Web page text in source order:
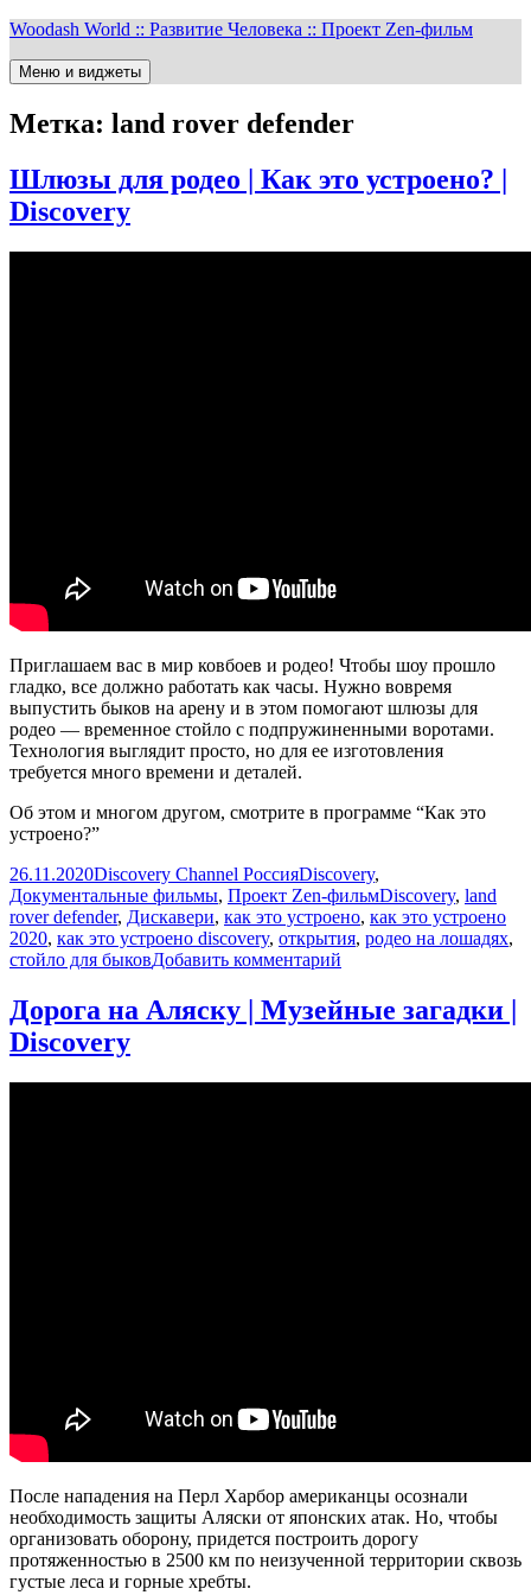
Перейти
содержимому
Woodash World :: Развитие Человека :: Проект Zen-фильм
Меню и виджеты
Метка: land rover defender
Шлюзы для родео | Как это устроено? |
Discovery
Приглашаем вас в мир ковбоев и родео! Чтобы шоу прошло
гладко, все должно работать как часы. Нужно вовремя
выпустить быков на арену и в этом помогают шлюзы для
родео — временное стойло с подпружиненными воротами.
Технология выглядит просто, но для ее изготовления
требуется много времени и деталей.
Об этом и многом другом, смотрите в программе “Как это
устроено?”
Опубликовано
26.11.2020Автор
Discovery Channel РоссияРубрики
Discovery,
Документальные фильмы, Проект Zen-фильмМетки
Discovery, land
rover defender, Дискавери, как это устроено, как это устроено
2020, как это устроено discovery, открытия, родео на лошадях,
стойло для быковДобавить комментарий
Шлюзы
для
Как
Дорога на Аляску | Музейные загадки |
Discovery
После нападения на Перл Харбор американцы осознали
необходимость защиты Аляски от японских атак. Но, чтобы
организовать оборону, придется построить дорогу
протяженностью в 2500 км по неизученной территории сквозь
густые леса и горные хребты.